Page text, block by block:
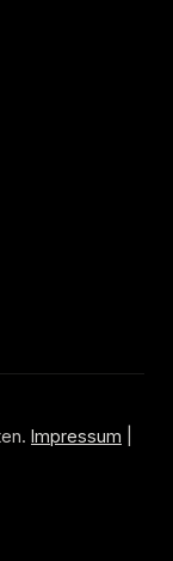
Impressum